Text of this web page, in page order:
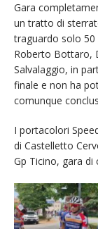
Gara
un tratto di
traguardo solo
Roberto Bottaro,
Salvalaggio, in
finale e non ha
comunque
I portacolori
di Castelletto
Gp Ticino, gara di